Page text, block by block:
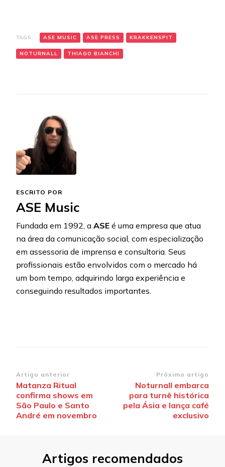
TAGS: ASE MUSIC ASE PRESS KRAKKENSPIT
NOTURNALL THIAGO BIANCHI
ESCRITO POR
ASE Music
Fundada em 1992, a ASE é uma empresa que atua
na área da comunicação social, com especialização
em assessoria de imprensa e consultoria. Seus
profissionais estão envolvidos com o mercado há
um bom tempo, adquirindo larga experiência e
conseguindo resultados importantes.
Navegação
de
post
Artigo anterior
Matanza Ritual
confirma shows em
São Paulo e Santo
André em novembro
Próximo artigo
Noturnall embarca
para turnê histórica
pela Ásia e lança café
exclusivo
Artigos recomendados